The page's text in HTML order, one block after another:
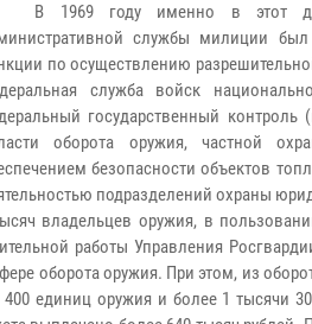
В 1969 году именно в этот
службы милиции
по осуществлению
служба войск
государственный контроль
оборота оружия, частной
безопасности объектов
подразделений охраны
оружия, в пользовании
работы Управления
оборота оружия. При этом, из
единиц оружия и более 1 тысячи